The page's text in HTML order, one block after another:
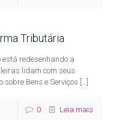
Tributária
redesenhando a
lidam com seus
Bens e Serviços […]
0 Leia mais